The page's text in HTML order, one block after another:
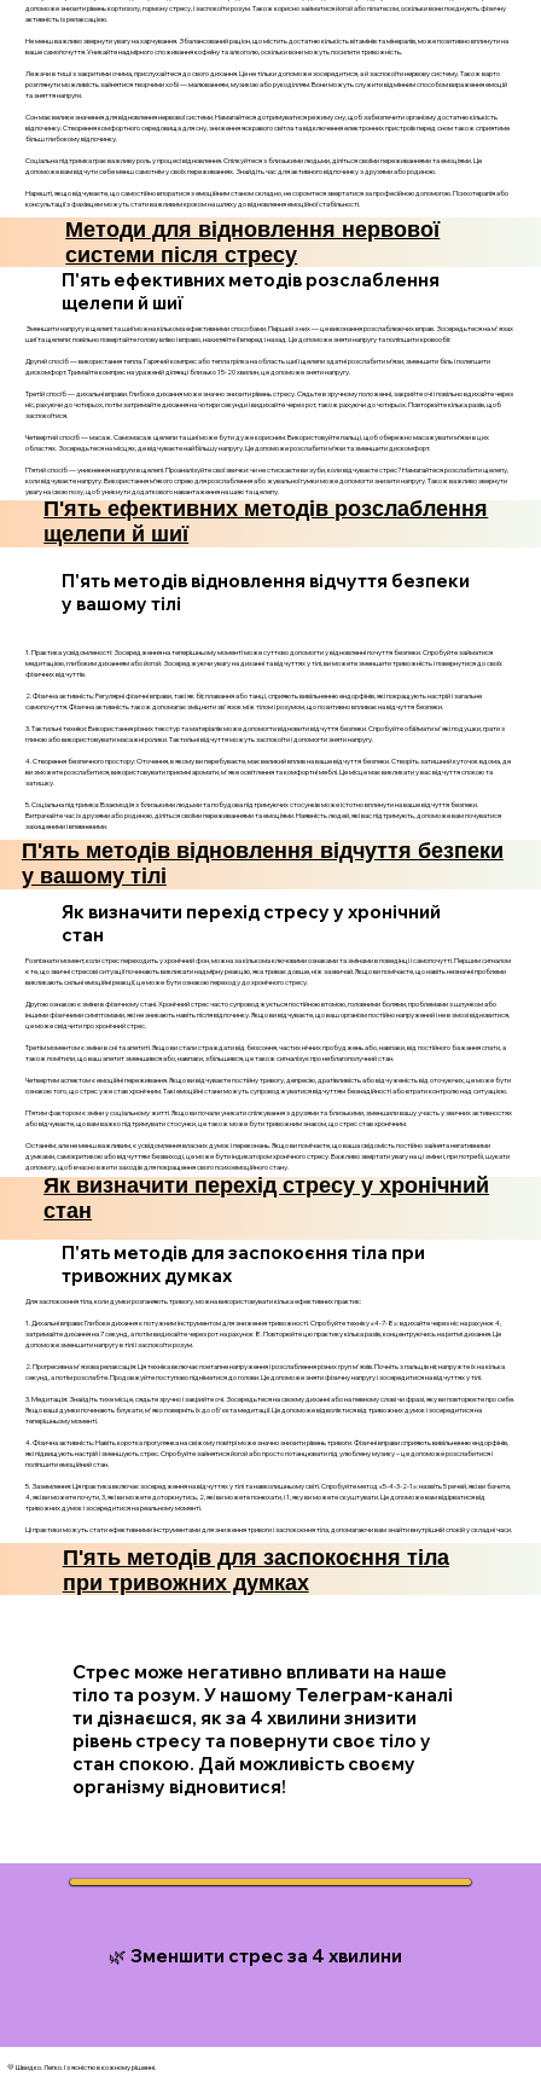
допоможе знизити рівень кортизолу, гормону стресу, і заспокоїти розум. Також корисно займатися йогой або пілатесом, оскільки вони поєднують фізичну
активність із релаксацією.
Не менш важливо звернути увагу на харчування. Збалансований раціон, що містить достатню кількість вітамінів та мінералів, може позитивно вплинути на
ваше самопочуття. Уникайте надмірного споживання кофеїну та алкоголю, оскільки вони можуть посилити тривожність.
Лежачи в тиші з закритими очима, прислухайтеся до свого дихання. Це не тільки допоможе зосередитися, а й заспокоїти нервову систему. Також варто
розглянути можливість зайнятися творчими хобі — малюванням, музикою або рукоділлям. Вони можуть служити відмінним способом вираження емоцій
та зняття напруги.
Сон має велике значення для відновлення нервової системи. Намагайтеся дотримуватися режиму сну, щоб забезпечити організму достатню кількість
відпочинку. Створення комфортного середовища для сну, зниження яскравого світла та відключення електронних пристроїв перед сном також сприятиме
більш глибокому відпочинку.
Соціальна підтримка грає важливу роль у процесі відновлення. Спілкуйтеся з близькими людьми, діліться своїми переживаннями та емоціями. Це
допоможе вам відчути себе менш самотнім у своїх переживаннях. Знайдіть час для активного відпочинку з друзями або родиною.
Нарешті, якщо відчуваєте, що самостійно впоратися з емоційним станом складно, не соромтеся звертатися за професійною допомогою. Психотерапія або
консультації з фахівцем можуть стати важливим кроком на шляху до відновлення емоційної стабільності.
Методи для відновлення нервової
системи після стресу
П'ять ефективних методів розслаблення
щелепи й шиї
Зменшити напругу в щелепі та шиї можна кількома ефективними способами. Перший з них — це виконання розслаблюючих вправ. Зосередьтеся на м'язах
шиї та щелепи: повільно повертайте голову вліво і вправо, нахиляйте її вперед і назад. Це допоможе зняти напругу та поліпшити кровообіг.
Другий спосіб — використання тепла. Гарячий компрес або тепла грілка на область шиї і щелепи здатні розслабити м’язи, зменшити біль і полегшити
дискомфорт. Тримайте компрес на ураженій ділянці близько 15-20 хвилин, це допоможе зняти напругу.
Третій спосіб — дихальні вправи. Глибоке дихання може значно знизити рівень стресу. Сядьте в зручному положенні, закрийте очі і повільно вдихайте через
ніс, рахуючи до чотирьох, потім затримайте дихання на чотири секунди і видихайте через рот, також рахуючи до чотирьох. Повторюйте кілька разів, щоб
заспокоїтися.
Четвертий спосіб — масаж. Самомасаж щелепи та шиї може бути дуже корисним. Використовуйте пальці, щоб обережно масажувати м’язи в цих
областях. Зосередьтеся на місцях, де відчуваєте найбільшу напругу. Це допоможе розслабити м’язи та зменшити дискомфорт.
П’ятий спосіб — уникнення напруги в щелепі. Проаналізуйте свої звички: чи не стискаєте ви зуби, коли відчуваєте стрес? Намагайтеся розслабити щелепу,
коли відчуваєте напругу. Використання м’якого спрею для розслаблення або жувальної гумки може допомогти знизити напругу. Також важливо звернути
увагу на свою позу, щоб уникнути додаткового навантаження на шию та щелепу.
П'ять ефективних методів розслаблення
щелепи й шиї
П'ять методів відновлення відчуття безпеки
у вашому тілі
1. Практика усвідомленості: Зосередження на теперішньому моменті може суттєво допомогти у відновленні почуття безпеки. Спробуйте займатися
медитацією, глибоким диханням або йогой. Зосереджуючи увагу на диханні та відчуттях у тілі, ви можете зменшити тривожність і повернутися до своїх
фізичних відчуттів.
2. Фізична активність: Регулярні фізичні вправи, такі як біг, плавання або танці, сприяють вивільненню ендорфінів, які покращують настрій і загальне
самопочуття. Фізична активність також допомагає зміцнити зв'язок між тілом і розумом, що позитивно впливає на відчуття безпеки.
3. Тактильні техніки: Використання різних текстур та матеріалів може допомогти відновити відчуття безпеки. Спробуйте обіймати м'які подушки, грати з
глиною або використовувати масажні ролики. Тактильні відчуття можуть заспокоїти і допомогти зняти напругу.
4. Створення безпечного простору: Оточення, в якому ви перебуваєте, має великий вплив на ваше відчуття безпеки. Створіть затишний куточок вдома, де
ви зможете розслабитися, використовувати приємні аромати, м'яке освітлення та комфортні меблі. Це місце має викликати у вас відчуття спокою та
затишку.
5. Соціальна підтримка: Взаємодія з близькими людьми та побудова підтримуючих стосунків може істотно вплинути на ваше відчуття безпеки.
Витрачайте час із друзями або родиною, діліться своїми переживаннями та емоціями. Наявність людей, які вас підтримують, допоможе вам почуватися
захищеними і впевненими.
П'ять методів відновлення відчуття безпеки
у вашому тілі
Як визначити перехід стресу у хронічний
стан
Розпізнати момент, коли стрес переходить у хронічний фон, можна за кількома ключовими ознаками та змінами в поведінці і самопочутті. Першим сигналом
є те, що звичні стресові ситуації починають викликати надмірну реакцію, яка триває довше, ніж зазвичай. Якщо ви помічаєте, що навіть незначні проблеми
викликають сильні емоційні реакції, це може бути ознакою переходу до хронічного стресу.
Другою ознакою є зміни в фізичному стані. Хронічний стрес часто супроводжується постійною втомою, головними болями, проблемами з шлунком або
іншими фізичними симптомами, які не зникають навіть після відпочинку. Якщо ви відчуваєте, що ваш організм постійно напружений і не в змозі відновитися,
це може свідчити про хронічний стрес.
Третім моментом є зміни в сні та апетиті. Якщо ви стали страждати від безсоння, частих нічних пробуджень або, навпаки, від постійного бажання спати, а
також помітили, що ваш апетит зменшився або, навпаки, збільшився, це також сигналізує про неблагополучний стан.
Четвертим аспектом є емоційні переживання. Якщо ви відчуваєте постійну тривогу, депресію, дратівливість або відчуженість від оточуючих, це може бути
ознакою того, що стрес уже став хронічним. Такі емоційні стани можуть супроводжуватися відчуттям безнадійності або втрати контролю над ситуацією.
П’ятим фактором є зміни у соціальному житті. Якщо ви почали уникати спілкування з друзями та близькими, зменшили вашу участь у звичних активностях
або відчуваєте, що вам важко підтримувати стосунки, це також може бути тривожним знаком, що стрес став хронічним.
Останнім, але не менш важливим, є усвідомлення власних думок і переконань. Якщо ви помічаєте, що ваша свідомість постійно зайнята негативними
думками, самокритикою або відчуттям безвиході, це може бути індикатором хронічного стресу. Важливо звертати увагу на ці зміни і, при потребі, шукати
допомогу, щоб вчасно вжити заходів для покращення свого психоемоційного стану.
Як визначити перехід стресу у хронічний
стан
П'ять методів для заспокоєння тіла при
тривожних думках
Для заспокоєння тіла, коли думки розганяють тривогу, можна використовувати кілька ефективних практик:
1. Дихальні вправи: Глибоке дихання є потужним інструментом для зниження тривожності. Спробуйте техніку «4-7-8»: вдихайте через ніс на рахунок 4,
затримайте дихання на 7 секунд, а потім видихайте через рот на рахунок 8. Повторюйте цю практику кілька разів, концентруючись на ритмі дихання. Це
допоможе зменшити напругу в тілі і заспокоїти розум.
2. Прогресивна м'язова релаксація: Ця техніка включає поетапне напруження і розслаблення різних груп м'язів. Почніть з пальців ніг, напружте їх на кілька
секунд, а потім розслабте. Продовжуйте поступово підніматися до голови. Це допоможе зняти фізичну напругу і зосередитися на відчуттях у тілі.
3. Медитація: Знайдіть тихе місце, сядьте зручно і закрийте очі. Зосередьтеся на своєму диханні або на певному слові чи фразі, яку ви повторюєте про себе.
Якщо ваші думки починають блукати, м'яко поверніть їх до об'єкта медитації. Це допоможе відволіктися від тривожних думок і зосередитися на
теперішньому моменті.
4. Фізична активність: Навіть коротка прогулянка на свіжому повітрі може значно знизити рівень тривоги. Фізичні вправи сприяють вивільненню ендорфінів,
які підвищують настрій і зменшують стрес. Спробуйте зайнятися йогой або просто потанцювати під улюблену музику – це допоможе розслабитися і
поліпшити емоційний стан.
5. Заземлення: Ця практика включає зосередження на відчуттях у тілі та навколишньому світі. Спробуйте метод «5-4-3-2-1»: назвіть 5 речей, які ви бачите,
4, які ви можете почути, 3, які ви можете доторкнутись, 2, які ви можете понюхати, і 1, яку ви можете скуштувати. Це допоможе вам відірватися від
тривожних думок і зосередитися на реальному моменті.
Ці практики можуть стати ефективними інструментами для зниження тривоги і заспокоєння тіла, допомагаючи вам знайти внутрішній спокій у складні часи.
П'ять методів для заспокоєння тіла
при тривожних думках
Стрес може негативно впливати на наше
тіло та розум. У нашому Телеграм-каналі
ти дізнаєшся, як за 4 хвилини знизити
рівень стресу та повернути своє тіло у
стан спокою. Дай можливість своєму
організму відновитися!
🌿 Зменшити стрес за 4 хвилини
💛 Швидко. Легко. І з ясністю в кожному рішенні.